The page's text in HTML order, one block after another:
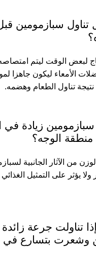
تناول سبازمومين
لبعض الوقت ليتم امتصاصه
الأمعاء ليكون جاهزا
تناول الطعام وهضمه.
زيادة في
منطقة الوجه؟
الوزن من الآثار الجانبية
ولا يؤثر على التمثيل
تناولت جرعة
وشعرت بتسارع